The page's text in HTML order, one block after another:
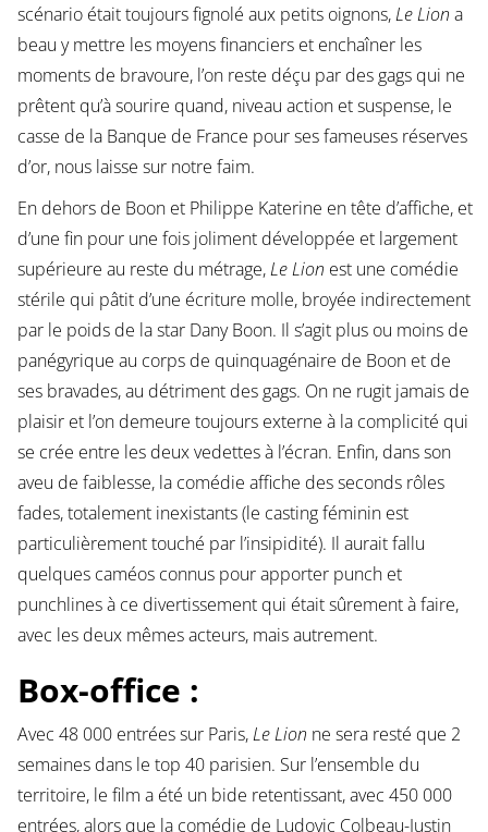
scénario était toujours fignolé aux petits oignons,Le Lion a
beau y mettre les moyens financiers et enchaîner les
moments de bravoure, l’on reste déçu par des gags qui ne
prêtent qu’à sourire quand, niveau action et suspense, le
casse de la Banque de France pour ses fameuses réserves
d’or, nous laisse sur notre faim.
En dehors de Boon et Philippe Katerine en tête d’affiche, et
d’une fin pour une fois joliment développée et largement
supérieure au reste du métrage,Le Lion est une comédie
stérile qui pâtit d’une écriture molle, broyée indirectement
par le poids de la star Dany Boon. Il s’agit plus ou moins de
panégyrique au corps de quinquagénaire de Boon et de
ses bravades, au détriment des gags. On ne rugit jamais de
plaisir et l’on demeure toujours externe à la complicité qui
se crée entre les deux vedettes à l’écran. Enfin, dans son
aveu de faiblesse, la comédie affiche des seconds rôles
fades, totalement inexistants (le casting féminin est
particulièrement touché par l’insipidité). Il aurait fallu
quelques caméos connus pour apporter punch et
punchlines à ce divertissement qui était sûrement à faire,
avec les deux mêmes acteurs, mais autrement.
Box-office :
Avec 48 000 entrées sur Paris,Le Lion ne sera resté que 2
semaines dans le top 40 parisien. Sur l’ensemble du
territoire, le film a été un bide retentissant, avec 450 000
entrées, alors que la comédie de Ludovic Colbeau-Justin